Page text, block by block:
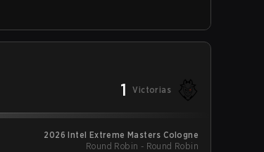
1 Victorias
2026 Intel Extreme Masters Cologne
Round Robin - Round Robin